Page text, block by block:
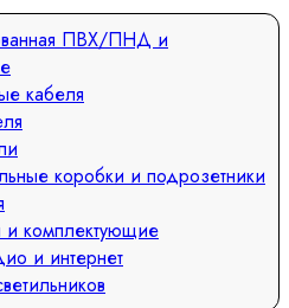
ПВХ/ПНД и
кабеля
коробки и подрозетники
и комплектующие
и интернет